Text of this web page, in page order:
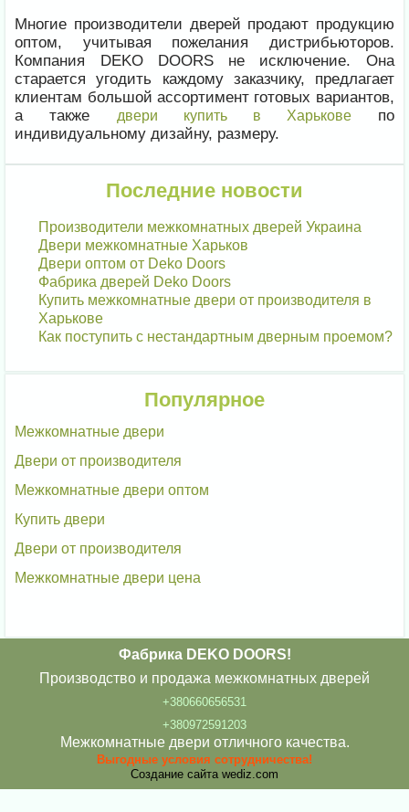
Многие производители дверей продают продукцию
оптом, учитывая пожелания дистрибьюторов.
Компания DEKO DOORS не исключение. Она
старается угодить каждому заказчику, предлагает
клиентам большой ассортимент готовых вариантов,
а также
двери купить в Харьковепо
индивидуальному дизайну, размеру.
Последние новости
Производители межкомнатных дверей Украина
Двери межкомнатные Харьков
Двери оптом от Deko Doors
Фабрика дверей Deko Doors
Купить межкомнатные двери от производителя в
Харькове
Как поступить с нестандартным дверным проемом?
Популярное
Межкомнатные двери
Двери от производителя
Межкомнатные двери оптом
Купить двери
Двери от производителя
Межкомнатные двери цена
Фабрика DEKO DOORS!
Производство и продажа межкомнатных дверей
+380660656531
+380972591203
Межкомнатные двери отличного качества.
Выгодные условия сотрудничества!
Создание сайта wediz.com